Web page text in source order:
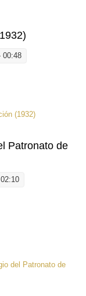
00:48
(1932)
Patronato de
del Patronato de